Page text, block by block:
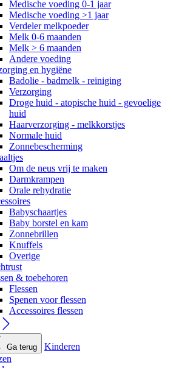
Medische voeding 0-1 jaar
Medische voeding >1 jaar
Verdeler melkpoeder
Melk 0-6 maanden
Melk > 6 maanden
Andere voeding
en hygiëne
Badolie - badmelk - reiniging
Verzorging
Droge huid - atopische huid - gevoelige
huid
Haarverzorging - melkkorstjes
Normale huid
Zonnebescherming
Om de neus vrij te maken
Darmkrampen
Orale rehydratie
Babyschaartjes
Baby borstel en kam
Zonnebrillen
Knuffels
Overige
& toebehoren
Flessen
Spenen voor flessen
Accessoires flessen
Ga terug
Kinderen